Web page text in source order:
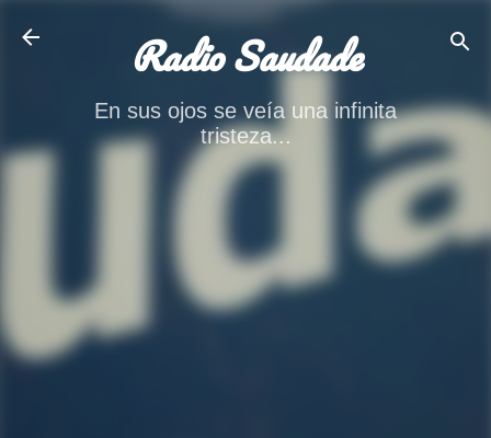
Radio Saudade
En sus ojos se veía una infinita
tristeza...